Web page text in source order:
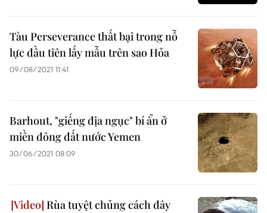
Tàu Perseverance thất bại trong nỗ
lực đầu tiên lấy mẫu trên sao Hỏa
09/08/2021 11:41
Barhout, "giếng địa ngục" bí ẩn ở
miền đông đất nước Yemen
30/06/2021 08:09
Rùa tuyệt chủng cách đây